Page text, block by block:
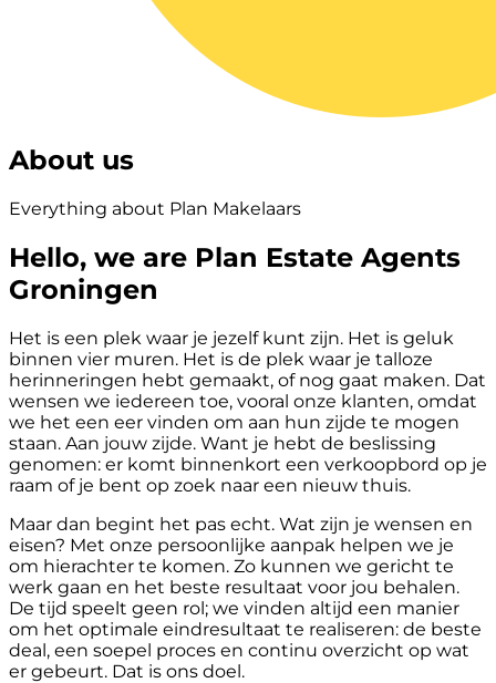
About us
Everything about Plan Makelaars
Hello, we are Plan Estate Agents
Groningen
Het is een plek waar je jezelf kunt zijn. Het is geluk
binnen vier muren. Het is de plek waar je talloze
herinneringen hebt gemaakt, of nog gaat maken. Dat
wensen we iedereen toe, vooral onze klanten, omdat
we het een eer vinden om aan hun zijde te mogen
staan. Aan jouw zijde. Want je hebt de beslissing
genomen: er komt binnenkort een verkoopbord op je
raam of je bent op zoek naar een nieuw thuis.
Maar dan begint het pas echt. Wat zijn je wensen en
eisen? Met onze persoonlijke aanpak helpen we je
om hierachter te komen. Zo kunnen we gericht te
werk gaan en het beste resultaat voor jou behalen.
De tijd speelt geen rol; we vinden altijd een manier
om het optimale eindresultaat te realiseren: de beste
deal, een soepel proces en continu overzicht op wat
er gebeurt. Dat is ons doel.